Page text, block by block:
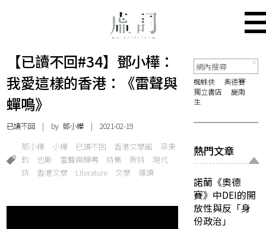
【已讀不回#34】鄧小樺：
我愛這樣的香港：《雷聲與
蟬鳴》
已讀不回 | by鄧小樺 | 2021-02-19
鄧小樺​ 小樺​ 已讀不回​ 香港文學館​
梁秉
鈞​
也斯​ 雷聲與蟬鳴​ 詩集​ 新詩​
現代
詩​
香港文學​ Literature​ 文學​ 導讀
蜘蛛俠
奧德賽
獨立書店
施南
生
熱門文章
諾蘭《奧德
賽》中DEI的開
放性與反「身
份政治」